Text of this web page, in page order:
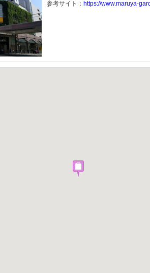
参考サイト： https://www.maruya-